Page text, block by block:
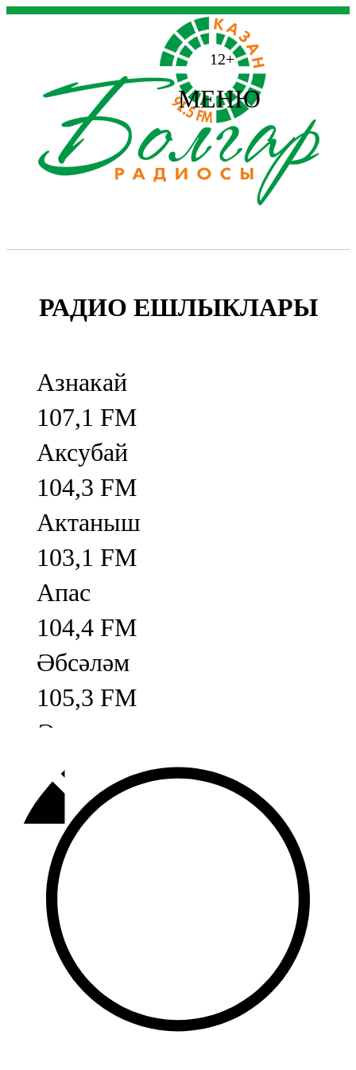
12+
МЕНЮ
РАДИО ЕШЛЫКЛАРЫ
Азнакай
107,1 FM
Аксубай
104,3 FM
Актаныш
103,1 FM
Апас
104,4 FM
Әбсәләм
105,3 FM
Әлмәт
92,9 FM
Базарлы матак
107,1 FM
Балык бистәсе
104,9 FM
Баулы
107,5 FM
Биләр